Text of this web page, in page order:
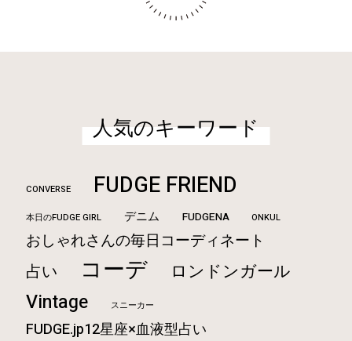
人気のキーワード
CONVERSE FUDGE FRIEND
本日のFUDGE GIRL デニム FUDGENA ONKUL
おしゃれさんの毎日コーディネート
占い コーデ ロンドンガール
Vintage スニーカー
FUDGE.jp12星座×血液型占い